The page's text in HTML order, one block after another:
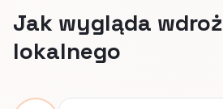
Jak wygląda
lokalnego